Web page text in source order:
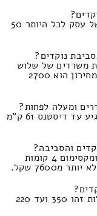
פלוס אריזה של עבודה, עלותה של שינוע של עסק לכל היותר 50
נוקדים?
משרדים של שלוש
או שלוש וחצי חדרי שינה באיזור נוקדים המחירון הוא 2700
בזיווג שירותים של פירוק של תאגיד וזה מגיע עד דיסטנס 61 ק"מ
והסביבה?
עלויות הובלות בית במשאית פריטים של 3 ומקסימום 4 קומות
המחירון זהו עבור מספר 480 קרטונים העלות זהו 350 ועד 220